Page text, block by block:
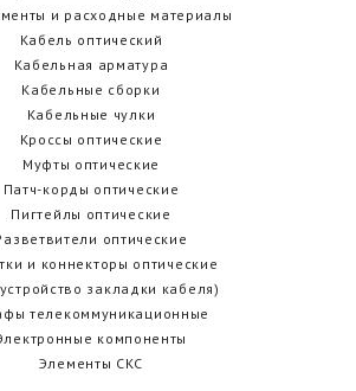
и расходные материалы
Кабель оптический
Кабельная арматура
Кабельные сборки
Кабельные чулки
Кроссы оптические
Муфты оптические
Патч-корды оптические
Пигтейлы оптические
оптические
и коннекторы оптические
закладки кабеля)
телекоммуникационные
компоненты
Элементы СКС